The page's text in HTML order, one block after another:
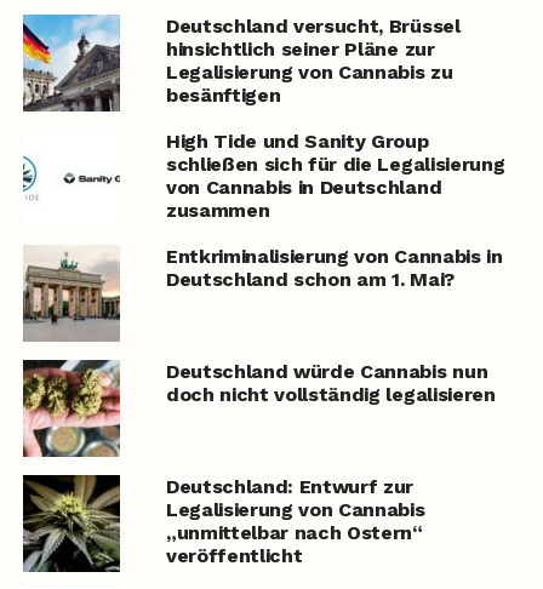
Deutschland versucht, Brüssel
hinsichtlich seiner Pläne zur
Legalisierung von Cannabis zu
besänftigen
High Tide und Sanity Group
schließen sich für die Legalisierung
von Cannabis in Deutschland
zusammen
Entkriminalisierung von Cannabis in
Deutschland schon am 1. Mai?
Deutschland würde Cannabis nun
doch nicht vollständig legalisieren
Deutschland: Entwurf zur
Legalisierung von Cannabis
„unmittelbar nach Ostern“
veröffentlicht